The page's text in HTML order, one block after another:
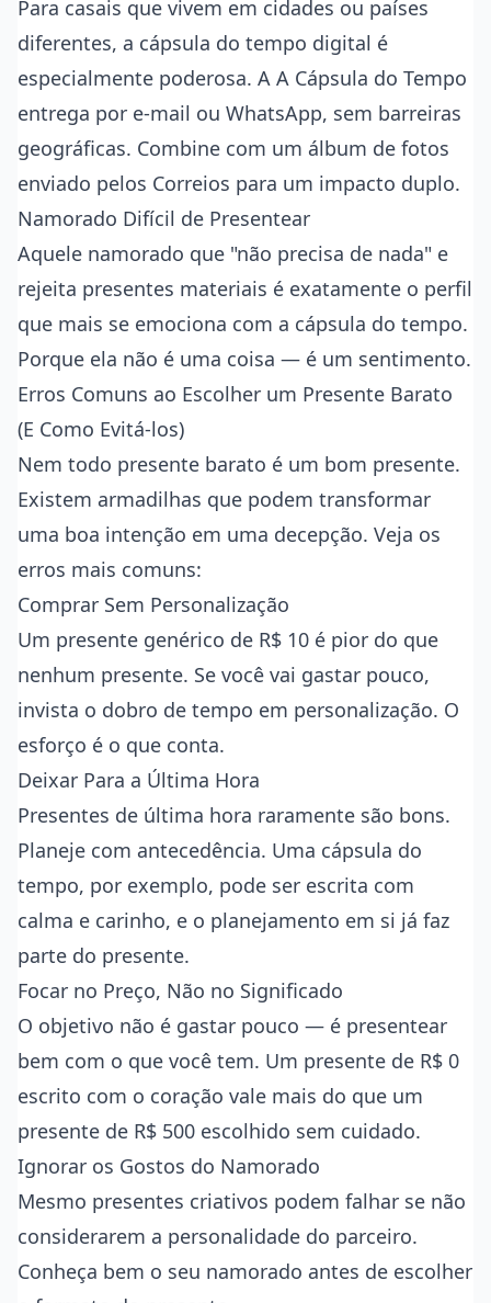
Para casais que vivem em cidades ou países
diferentes, a cápsula do tempo digital é
especialmente poderosa. A A Cápsula do Tempo
entrega por e-mail ou WhatsApp, sem barreiras
geográficas. Combine com um álbum de fotos
enviado pelos Correios para um impacto duplo.
Namorado Difícil de Presentear
Aquele namorado que "não precisa de nada" e
rejeita presentes materiais é exatamente o perfil
que mais se emociona com a cápsula do tempo.
Porque ela não é uma coisa — é um sentimento.
Erros Comuns ao Escolher um Presente Barato
(E Como Evitá-los)
Nem todo presente barato é um bom presente.
Existem armadilhas que podem transformar
uma boa intenção em uma decepção. Veja os
erros mais comuns:
Comprar Sem Personalização
Um presente genérico de R$ 10 é pior do que
nenhum presente. Se você vai gastar pouco,
invista o dobro de tempo em personalização. O
esforço é o que conta.
Deixar Para a Última Hora
Presentes de última hora raramente são bons.
Planeje com antecedência. Uma cápsula do
tempo, por exemplo, pode ser escrita com
calma e carinho, e o planejamento em si já faz
parte do presente.
Focar no Preço, Não no Significado
O objetivo não é gastar pouco — é presentear
bem com o que você tem. Um presente de R$ 0
escrito com o coração vale mais do que um
presente de R$ 500 escolhido sem cuidado.
Ignorar os Gostos do Namorado
Mesmo presentes criativos podem falhar se não
considerarem a personalidade do parceiro.
Conheça bem o seu namorado antes de escolher